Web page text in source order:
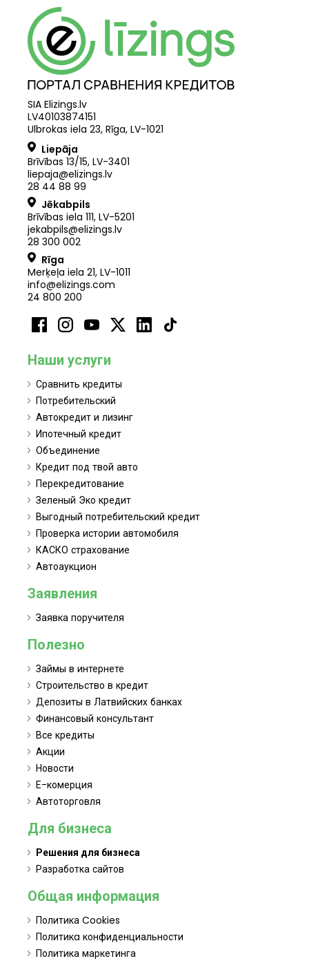
SIA Elizings.lv
LV40103874151
Ulbrokas iela 23, Rīga, LV-1021
Liepāja
Brīvības 13/15, LV-3401
liepaja@elizings.lv
28 44 88 99
Jēkabpils
Brīvības iela 111, LV-5201
jekabpils@elizings.lv
28 300 002
Rīga
Merķeļa iela 21, LV-1011
info@elizings.com
24 800 200
Наши услуги
Сравнить кредиты
Потребительский
Автокредит и лизинг
Ипотечный кредит
Объединение
Кредит под твой авто
Перекредитование
Зеленый Эко кредит
Выгодный потребительский кредит
Проверка истории автомобиля
КАСКО страхование
Автоаукцион
Заявления
Заявка поручителя
Полезно
Займы в интернете
Строительство в кредит
Депозиты в Латвийских банках
Финансовый консультант
Все кредиты
Акции
Новости
Е-комерция
Автоторговля
Для бизнеса
Решения для бизнеса
Разработка сайтов
Общая информация
Политика Cookies
Политикa конфиденциальности
Политика маркетинга